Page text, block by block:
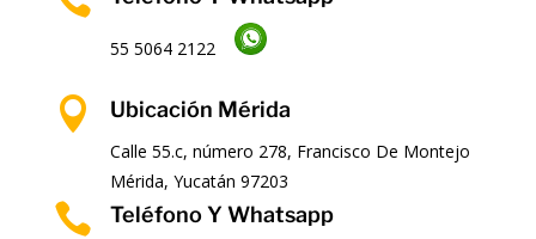
55 5064 2122
 Ubicación Mérida
Calle 55.c, número 278, Francisco De Montejo
Mérida, Yucatán 97203
 Teléfono Y Whatsapp